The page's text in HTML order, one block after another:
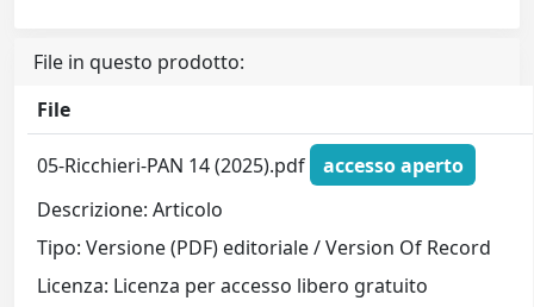
File in questo prodotto:
File
05-Ricchieri-PAN 14 (2025).pdf
accesso aperto
Descrizione: Articolo
Tipo: Versione (PDF) editoriale / Version Of Record
Licenza: Licenza per accesso libero gratuito